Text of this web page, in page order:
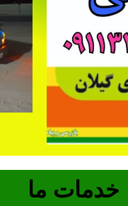
خدمات ما